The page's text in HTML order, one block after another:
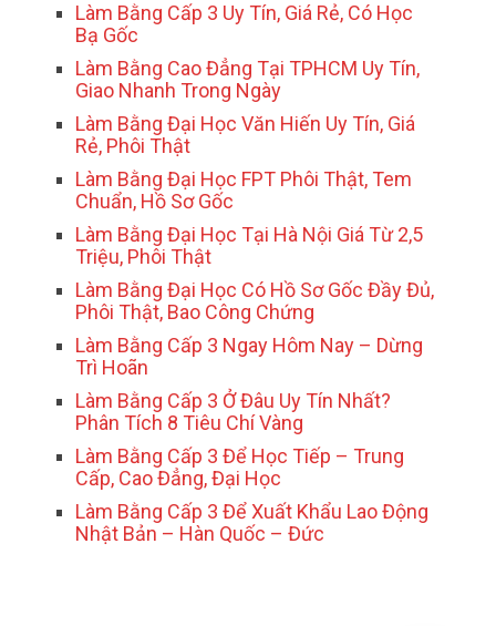
Làm Bằng Cấp 3 Uy Tín, Giá Rẻ, Có Học
Bạ Gốc
Làm Bằng Cao Đẳng Tại TPHCM Uy Tín,
Giao Nhanh Trong Ngày
Làm Bằng Đại Học Văn Hiến Uy Tín, Giá
Rẻ, Phôi Thật
Làm Bằng Đại Học FPT Phôi Thật, Tem
Chuẩn, Hồ Sơ Gốc
Làm Bằng Đại Học Tại Hà Nội Giá Từ 2,5
Triệu, Phôi Thật
Làm Bằng Đại Học Có Hồ Sơ Gốc Đầy Đủ,
Phôi Thật, Bao Công Chứng
Làm Bằng Cấp 3 Ngay Hôm Nay – Dừng
Trì Hoãn
Làm Bằng Cấp 3 Ở Đâu Uy Tín Nhất?
Phân Tích 8 Tiêu Chí Vàng
Làm Bằng Cấp 3 Để Học Tiếp – Trung
Cấp, Cao Đẳng, Đại Học
Làm Bằng Cấp 3 Để Xuất Khẩu Lao Động
Nhật Bản – Hàn Quốc – Đức